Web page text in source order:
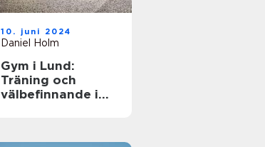
10. juni 2024
Daniel Holm
Gym i Lund:
Träning och
välbefinnande i